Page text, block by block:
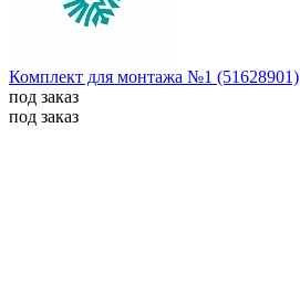
Комплект для монтажа №1 (51628901)
под заказ
под заказ